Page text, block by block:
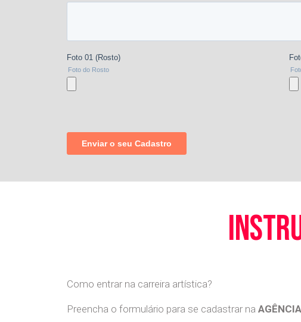
Como entrar na carreira artística?
Preencha o formulário para se cadastrar na